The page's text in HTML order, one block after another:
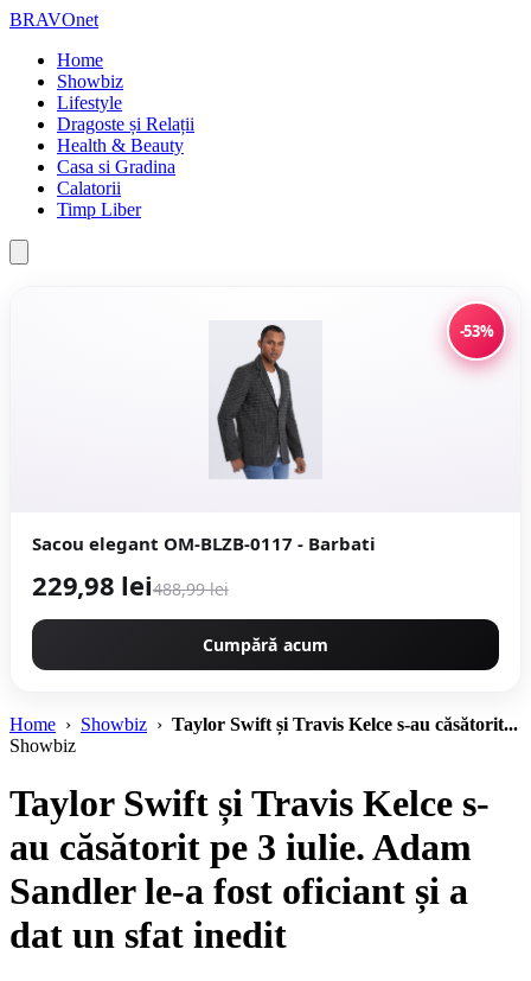
BRAVOnet
Home
Showbiz
Lifestyle
Dragoste și Relații
Health & Beauty
Casa si Gradina
Calatorii
Timp Liber
-53%
Sacou elegant OM-BLZB-0117 - Barbati
229,98 lei488,99 lei
Cumpără acum
Home › Showbiz › Taylor Swift și Travis Kelce s-au căsătorit...
Showbiz
Taylor Swift și Travis Kelce s-
au căsătorit pe 3 iulie. Adam
Sandler le-a fost oficiant și a
dat un sfat inedit